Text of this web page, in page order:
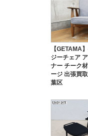
【GETAMA
ジーチェア
ナー チーク
ージ 出張買
葉区